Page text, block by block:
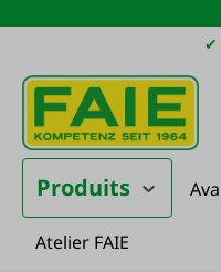
au contenu principal
Passer à la recherche
Passer à la
✔
Produits
Atelier FAIE
Soldes Weidezaun